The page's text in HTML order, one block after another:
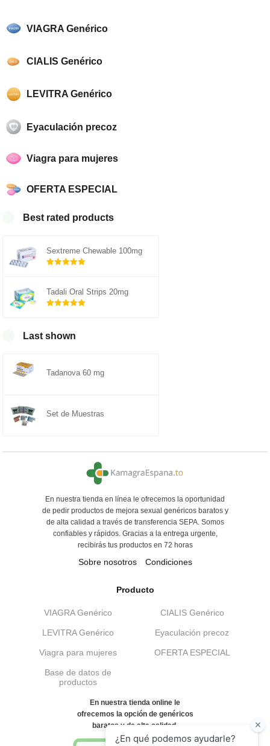
VIAGRA Genérico
CIALIS Genérico
LEVITRA Genérico
Eyaculación precoz
Viagra para mujeres
OFERTA ESPECIAL
Best rated products
Sextreme Chewable 100mg
5
Tadali Oral Strips 20mg
Last shown
Tadanova 60 mg
Set de Muestras
En nuestra tienda en línea le ofrecemos la oportunidad
de pedir productos de mejora sexual genéricos baratos y
de alta calidad a través de transferencia SEPA. Somos
confiables y rápidos. Gracias a la entrega urgente,
recibirás tus productos en 72 horas
Sobre nosotros Condiciones
Producto
VIAGRA Genérico CIALIS Genérico
LEVITRA Genérico Eyaculación precoz
Viagra para mujeres OFERTA ESPECIAL
Base de datos de
productos
En nuestra tienda online le
ofrecemos la opción de genéricos
baratos y de alta calidad.